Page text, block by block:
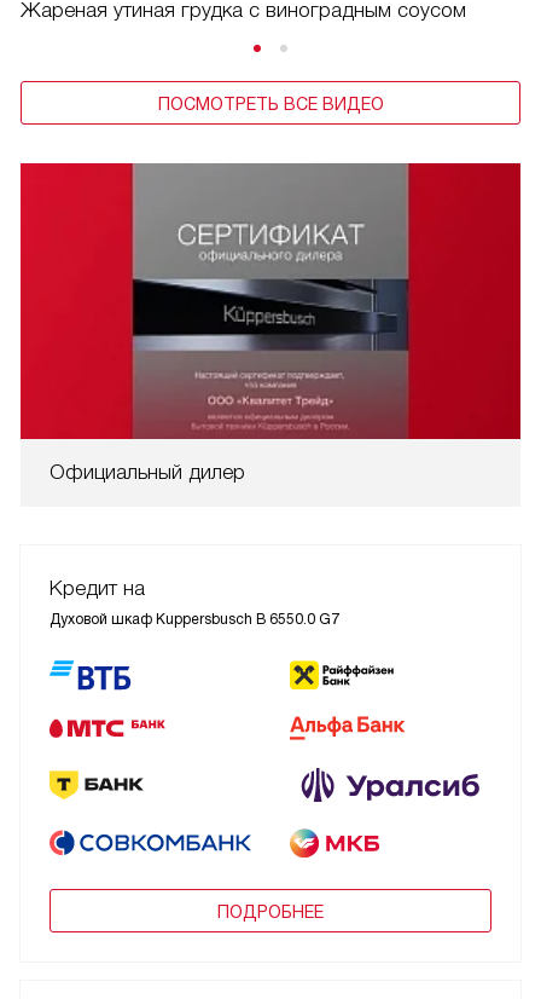
Жареная утиная грудка с виноградным соусом
ПОСМОТРЕТЬ ВСЕ ВИДЕО
Официальный дилер
Кредит на
Духовой шкаф Kuppersbusch B 6550.0 G7
ПОДРОБНЕЕ